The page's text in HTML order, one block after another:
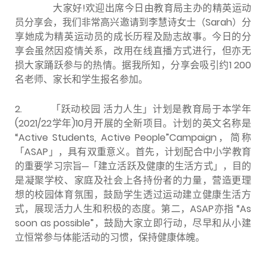
大家好!欢迎出席今日由教育局主办的精英运动
员分享会，我们非常高兴邀请到李慧诗女士（Sarah）分
享她成为精英运动员的成长历程及励志故事。今日的分
享会虽然因疫情关系，改用在线直播方式进行，但亦无
损大家踊跃参与的热情。据我所知，分享会吸引约1 200
名老师、家长和学生报名参加。
2.
「跃动校园 活力人生」计划是教育局于本学年
(2021/22学年)10月开展的全新项目。计划的英文名称是
“Active Students, Active People”Campaign，简称
「ASAP」，具有双重意义。首先，计划配合中小学教育
的重要学习宗旨─「建立活跃及健康的生活方式」，目的
是凝聚学校、家庭及社会上各持份者的力量，营造更理
想的校园体育氛围，鼓励学生透过运动建立健康生活方
式，展现活力人生和积极的态度。第二，ASAP亦指 “As
soon as possible”，鼓励大家立即行动，尽早和从小建
立恒常参与体能活动的习惯，保持健康体魄。